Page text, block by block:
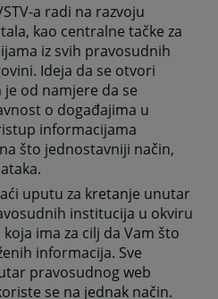
a radi na razvoju
kao centralne tačke za
iz svih pravosudnih
Ideja da se otvori
od namjere da se
o događajima u
informacijama
što jednostavniji način,
uputu za kretanje unutar
institucija u okviru
ima za cilj da Vam što
informacija. Sve
pravosudnog web
se na jednak način.